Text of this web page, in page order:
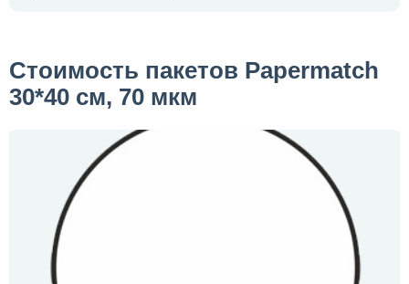
Стоимость пакетов Papermatch
30*40 см, 70 мкм